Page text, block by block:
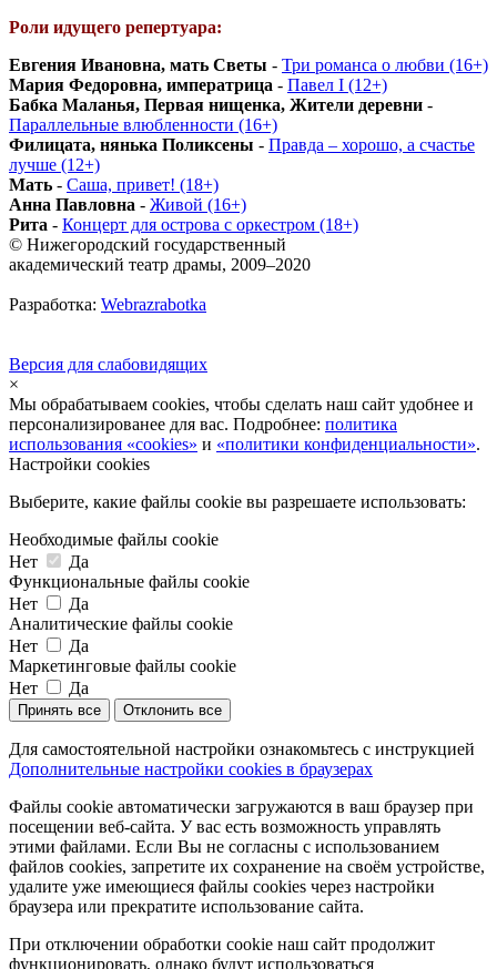
Роли идущего репертуара:
Евгения Ивановна, мать Светы - Три романса о любви (16+)
Мария Федоровна, императрица - Павел I (12+)
Бабка Маланья, Первая нищенка, Жители деревни -
Параллельные влюбленности (16+)
Филицата, нянька Поликсены - Правда – хорошо, а счастье
лучше (12+)
Мать - Саша, привет! (18+)
Анна Павловна - Живой (16+)
Рита - Концерт для острова с оркестром (18+)
© Нижегородский государственный
академический театр драмы, 2009–2020
Разработка: Webrazrabotka
Версия для слабовидящих
×
Мы обрабатываем cookies, чтобы сделать наш сайт удобнее и
персонализированее для вас. Подробнее: политика
использования «cookies» и «политики конфиденциальности».
Настройки cookies
Выберите, какие файлы cookie вы разрешаете использовать:
Необходимые файлы cookie
Нет
Да
Функциональные файлы cookie
Нет
Да
Аналитические файлы cookie
Нет
Да
Маркетинговые файлы cookie
Нет
Да
Принять все Отклонить все
Для самостоятельной настройки ознакомьтесь с инструкцией
Дополнительные настройки cookies в браузерах
Файлы cookie автоматически загружаются в ваш браузер при
посещении веб-сайта. У вас есть возможность управлять
этими файлами. Если Вы не согласны с использованием
файлов cookies, запретите их сохранение на своём устройстве,
удалите уже имеющиеся файлы cookies через настройки
браузера или прекратите использование сайта.
При отключении обработки cookie наш сайт продолжит
функционировать, однако будут использоваться